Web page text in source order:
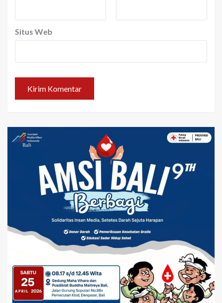
Situs Web